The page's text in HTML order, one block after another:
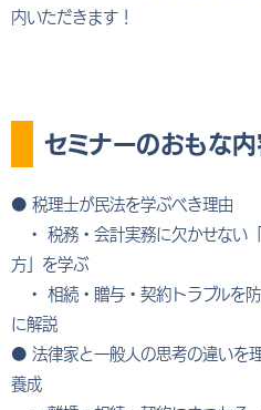
内いただきます！
セミナーのおもな内
● 税理士が民法を学ぶべき理由
・ 税務・会計実務に欠かせない
方」を学ぶ
・ 相続・贈与・契約トラブルを
に解説
● 法律家と一般人の思考の違いを
養成